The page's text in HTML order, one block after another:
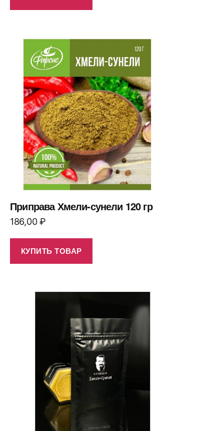
Приправа Хмели-сунели 120 гр
186,00₽
КУПИТЬ ТОВАР